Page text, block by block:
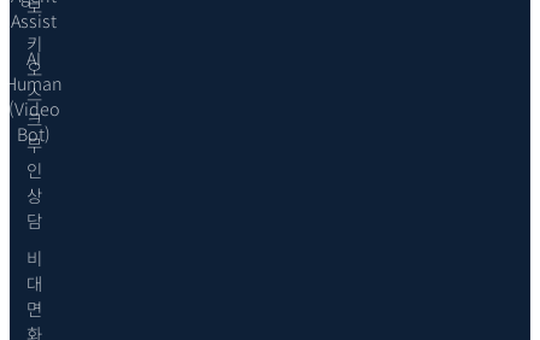
Assist
AI
Human
(Video
Bot)
보
키
오
스
크
무
인
상
담
비
대
면
화